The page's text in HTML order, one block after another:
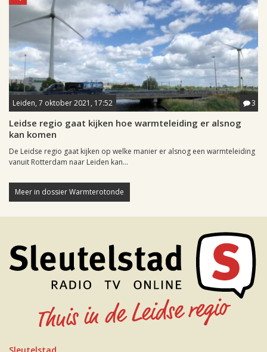
Leiden, 7 oktober 2021, 17:52 3
Leidse regio gaat kijken hoe warmteleiding er alsnog
kan komen
De Leidse regio gaat kijken op welke manier er alsnog een warmteleiding
vanuit Rotterdam naar Leiden kan...
Meer in dossier Warmterotonde